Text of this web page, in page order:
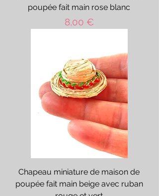
poupée fait main rose blanc
Prix
8,00 €
Chapeau miniature de maison de
poupée fait main beige avec ruban